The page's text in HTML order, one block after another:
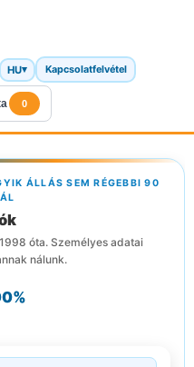
HU▾ Kapcsolatfelvétel
0
ÁLLÁS SEM RÉGEBBI 90
óta. Személyes adatai
nálunk.